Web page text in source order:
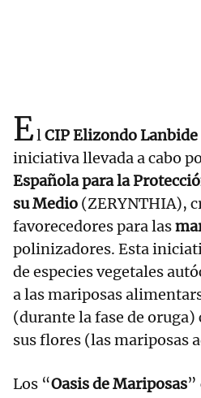
ElCIP Elizondo
iniciativa llevada a cabo
Española para la
su Medio (ZERYNTHIA),
favorecedores para las
polinizadores. Esta
de especies vegetales
a las mariposas
(durante la fase de oruga)
sus flores (las mariposas
Los “Oasis de Mariposas”